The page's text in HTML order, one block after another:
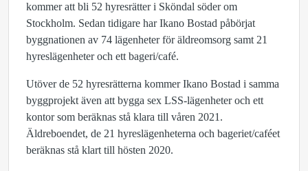
kommer att bli 52 hyresrätter i Sköndal söder om
Stockholm. Sedan tidigare har Ikano Bostad påbörjat
byggnationen av 74 lägenheter för äldreomsorg samt 21
hyreslägenheter och ett bageri/café.
Utöver de 52 hyresrätterna kommer Ikano Bostad i samma
byggprojekt även att bygga sex LSS-lägenheter och ett
kontor som beräknas stå klara till våren 2021.
Äldreboendet, de 21 hyreslägenheterna och bageriet/caféet
beräknas stå klart till hösten 2020.